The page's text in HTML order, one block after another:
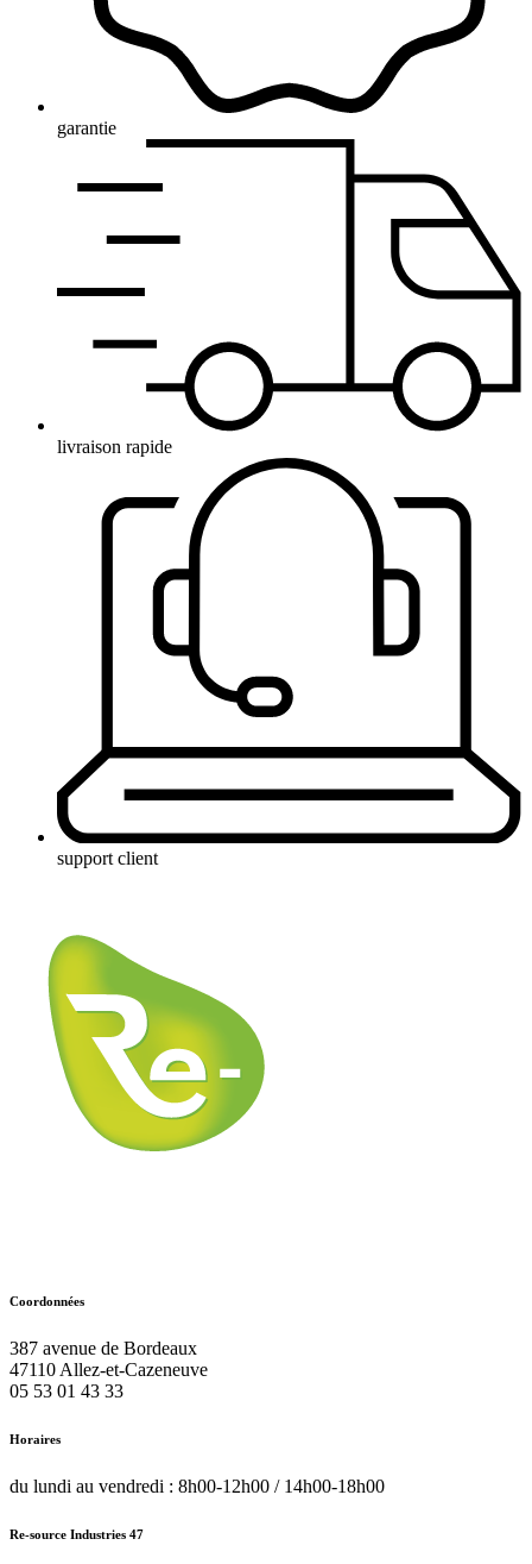
garantie
livraison rapide
support client
Coordonnées
387 avenue de Bordeaux
47110 Allez-et-Cazeneuve
05 53 01 43 33
Horaires
du lundi au vendredi : 8h00-12h00 / 14h00-18h00
Re-source Industries 47